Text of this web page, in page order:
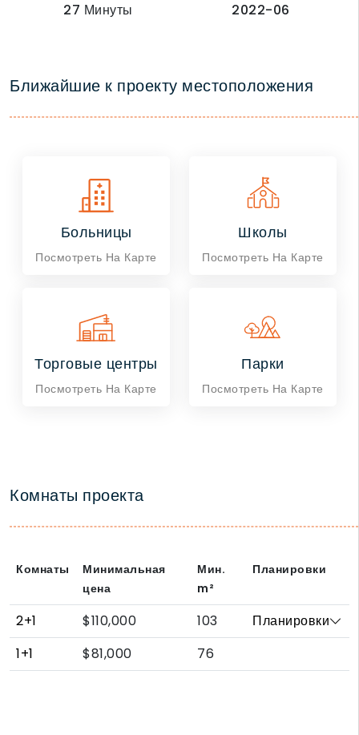
27 Минуты 2022-06
Ближайшие к проекту местоположения
Больницы
Посмотреть На Карте
Школы
Посмотреть На Карте
Торговые центры
Посмотреть На Карте
Парки
Посмотреть На Карте
Комнаты проекта
Комнаты
Минимальная
цена
Мин.
m²
Планировки
2+1 $110,000 103
Планировки
1+1
$81,000 76